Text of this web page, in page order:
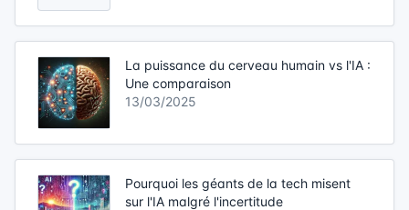
La puissance du cerveau humain vs l'IA :
Une comparaison
13/03/2025
Pourquoi les géants de la tech misent
sur l'IA malgré l'incertitude